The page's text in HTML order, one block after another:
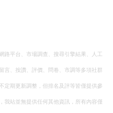
路平台、市場調查、搜尋引擎結果、人工
言、按讚、評價、問卷、市調等多項社群
定期更新調整，但排名及評等皆僅提供參
我站並無提供任何其他資訊，所有內容僅